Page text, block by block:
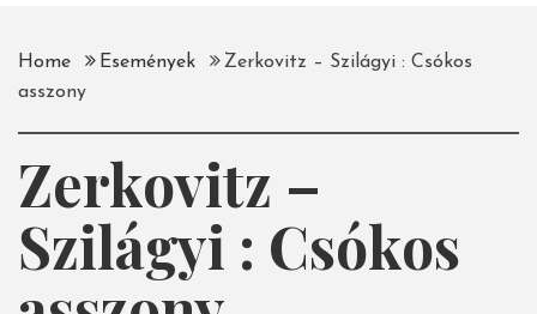
Home Események
Zerkovitz – Szilágyi : Csókos
asszony
Zerkovitz –
Szilágyi : Csókos